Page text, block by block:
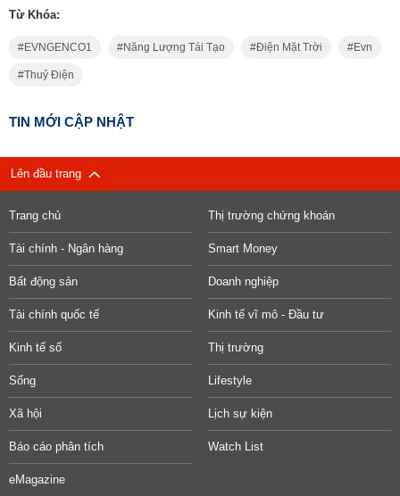
Từ Khóa:
EVNGENCO1 Năng Lượng Tái Tạo Điện Mặt Trời Evn
Thuỷ Điện
TIN MỚI CẬP NHẬT
Lên đầu trang
Trang chủ Thị trường chứng khoán
Tài chính - Ngân hàng Smart Money
Bất động sản Doanh nghiệp
Tài chính quốc tế Kinh tế vĩ mô - Đầu tư
Kinh tế số Thị trường
Sống Lifestyle
Xã hội Lịch sự kiện
Báo cáo phân tích Watch List
eMagazine